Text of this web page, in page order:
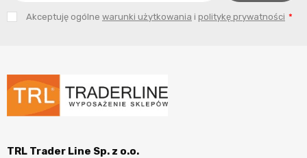
Akceptuję ogólne warunki użytkowania i politykę prywatności
TRL Trader Line Sp. z o.o.